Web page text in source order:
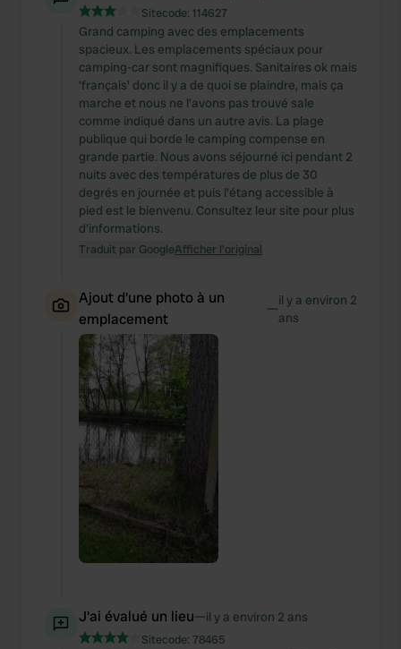
Sitecode: 114627
Grand camping avec des emplacements
spacieux. Les emplacements spéciaux pour
camping-car sont magnifiques. Sanitaires ok mais
'français' donc il y a de quoi se plaindre, mais ça
marche et nous ne l'avons pas trouvé sale
comme indiqué dans un autre avis. La plage
publique qui borde le camping compense en
grande partie. Nous avons séjourné ici pendant 2
nuits avec des températures de plus de 30
degrés en journée et puis l'étang accessible à
pied est le bienvenu. Consultez leur site pour plus
d'informations.
Traduit par GoogleAfficher l'original
Ajout d'une photo à un
emplacement
—il y a environ 2
ans
J'ai évalué un lieu—il y a environ 2 ans
Sitecode: 78465